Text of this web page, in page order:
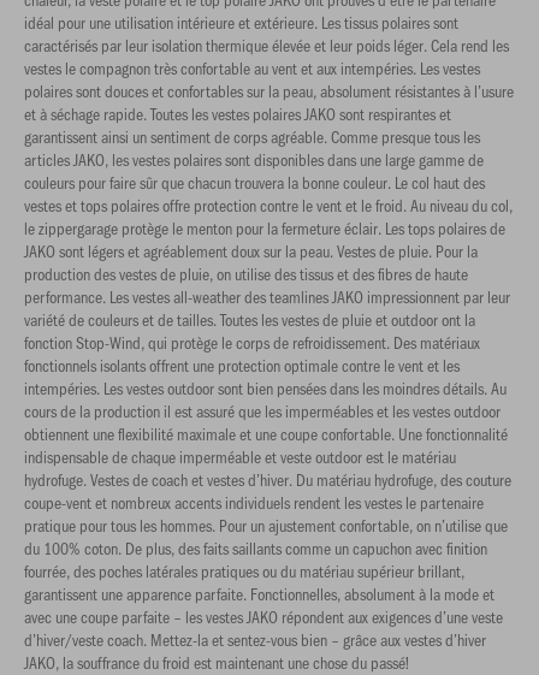
idéal pour une utilisation intérieure et extérieure. Les tissus polaires sont
caractérisés par leur isolation thermique élevée et leur poids léger. Cela rend les
vestes le compagnon très confortable au vent et aux intempéries. Les vestes
polaires sont douces et confortables sur la peau, absolument résistantes à l’usure
et à séchage rapide. Toutes les vestes polaires JAKO sont respirantes et
garantissent ainsi un sentiment de corps agréable. Comme presque tous les
articles JAKO, les vestes polaires sont disponibles dans une large gamme de
couleurs pour faire sûr que chacun trouvera la bonne couleur. Le col haut des
vestes et tops polaires offre protection contre le vent et le froid. Au niveau du col,
le zippergarage protège le menton pour la fermeture éclair. Les tops polaires de
JAKO sont légers et agréablement doux sur la peau. Vestes de pluie. Pour la
production des vestes de pluie, on utilise des tissus et des fibres de haute
performance. Les vestes all-weather des teamlines JAKO impressionnent par leur
variété de couleurs et de tailles. Toutes les vestes de pluie et outdoor ont la
fonction Stop-Wind, qui protège le corps de refroidissement. Des matériaux
fonctionnels isolants offrent une protection optimale contre le vent et les
intempéries. Les vestes outdoor sont bien pensées dans les moindres détails. Au
cours de la production il est assuré que les imperméables et les vestes outdoor
obtiennent une flexibilité maximale et une coupe confortable. Une fonctionnalité
indispensable de chaque imperméable et veste outdoor est le matériau
hydrofuge. Vestes de coach et vestes d’hiver. Du matériau hydrofuge, des couture
coupe-vent et nombreux accents individuels rendent les vestes le partenaire
pratique pour tous les hommes. Pour un ajustement confortable, on n’utilise que
du 100% coton. De plus, des faits saillants comme un capuchon avec finition
fourrée, des poches latérales pratiques ou du matériau supérieur brillant,
garantissent une apparence parfaite. Fonctionnelles, absolument à la mode et
avec une coupe parfaite – les vestes JAKO répondent aux exigences d’une veste
d’hiver/veste coach. Mettez-la et sentez-vous bien – grâce aux vestes d’hiver
JAKO, la souffrance du froid est maintenant une chose du passé!